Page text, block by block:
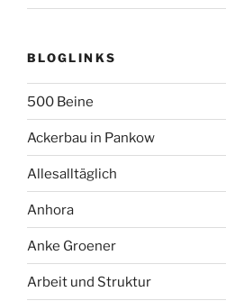
BLOGLINKS
500 Beine
Ackerbau in Pankow
Allesalltäglich
Anhora
Anke Groener
Arbeit und Struktur